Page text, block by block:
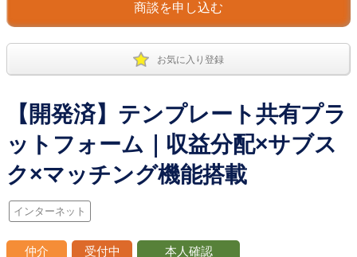
商談を申し込む
お気に入り登録
【開発済】テンプレート共有プラ
ットフォーム｜収益分配×サブス
ク×マッチング機能搭載
インターネット
仲介 受付中 本人確認